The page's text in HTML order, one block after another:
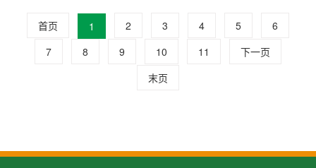
首页 1 2 3 4 5
6
7
8 9 10 11
下一页
末页